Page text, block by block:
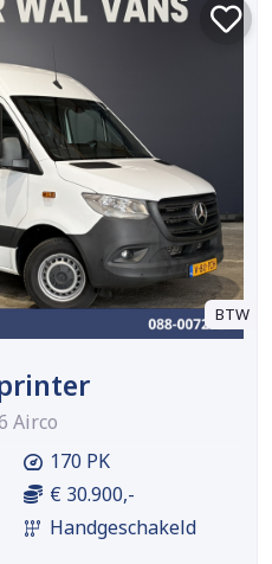
BTW
Airco
170 PK
€ 30.900,-
Handgeschakeld